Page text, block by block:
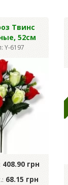
Твинс
52см
Y-6197
408.90 грн
68.15 грн